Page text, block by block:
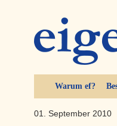
Warum ef?
01. September 2010